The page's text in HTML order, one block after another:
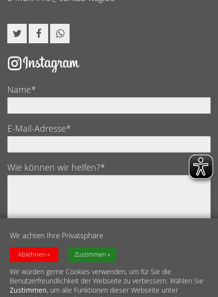
Wir achten Ihre Privatsphäre
Ablehnen Zustimmen
Wir würden gerne Cookies verwenden, um für Sie die
Benutzerfreundlichkeit der Webseite zu verbessern. Wählen Sie
Zustimmen, um alle Funktionen dieser Webseite unter
Name*
E-Mail-Adresse*
Wie können wir helfen?*
Datenschutz*
Ich bestätige hiermit, die Datenschutzerklärung
gelesen und verstanden zu haben.